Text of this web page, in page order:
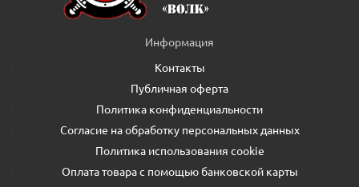
Информация
Контакты
Публичная оферта
Политика конфиденциальности
Согласие на обработку персональных данных
Политика использования cookie
Оплата товара с помощью банковской карты